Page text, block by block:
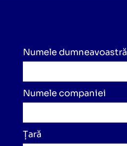
Numele dumneavoastră
Numele companiei
Țară